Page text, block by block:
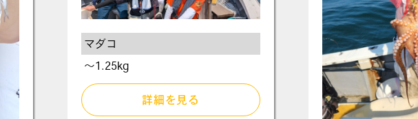
マダコ
〜1.25kg
詳細を見る